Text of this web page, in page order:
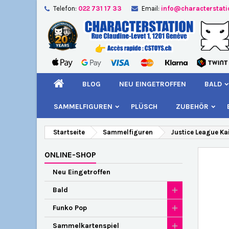
Telefon: 022 731 17 33 Email:
BLOG NEU EINGETROFFEN BALD
SAMMELFIGUREN PLÜSCH ZUBEHÖR
Startseite Sammelfiguren Justice League
ONLINE-SHOP
Neu Eingetroffen
Bald
Funko Pop
Sammelkartenspiel